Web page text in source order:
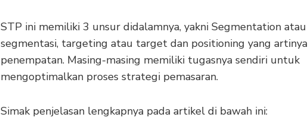
STP ini memiliki 3 unsur didalamnya, yakni Segmentation atau
segmentasi, targeting atau target dan positioning yang artinya
penempatan. Masing-masing memiliki tugasnya sendiri untuk
mengoptimalkan proses strategi pemasaran.
Simak penjelasan lengkapnya pada artikel di bawah ini: